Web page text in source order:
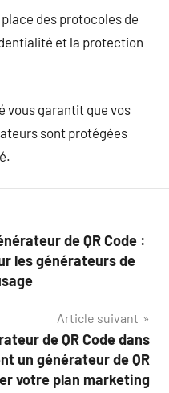
des protocoles de
et la protection
vous garantit que vos
sont protégées
de QR Code :
les générateurs de
Article suivant
de QR Code dans
un générateur de QR
votre plan marketing